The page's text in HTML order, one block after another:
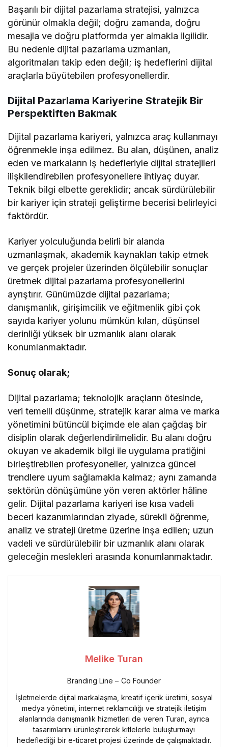
Başarılı bir dijital pazarlama stratejisi, yalnızca
görünür olmakla değil; doğru zamanda, doğru
mesajla ve doğru platformda yer almakla ilgilidir.
Bu nedenle dijital pazarlama uzmanları,
algoritmaları takip eden değil; iş hedeflerini dijital
araçlarla büyütebilen profesyonellerdir.
Dijital Pazarlama Kariyerine Stratejik Bir
Perspektiften Bakmak
Dijital pazarlama kariyeri, yalnızca araç kullanmayı
öğrenmekle inşa edilmez. Bu alan, düşünen, analiz
eden ve markaların iş hedefleriyle dijital stratejileri
ilişkilendirebilen profesyonellere ihtiyaç duyar.
Teknik bilgi elbette gereklidir; ancak sürdürülebilir
bir kariyer için strateji geliştirme becerisi belirleyici
faktördür.
Kariyer yolculuğunda belirli bir alanda
uzmanlaşmak, akademik kaynakları takip etmek
ve gerçek projeler üzerinden ölçülebilir sonuçlar
üretmek dijital pazarlama profesyonellerini
ayrıştırır. Günümüzde dijital pazarlama;
danışmanlık, girişimcilik ve eğitmenlik gibi çok
sayıda kariyer yolunu mümkün kılan, düşünsel
derinliği yüksek bir uzmanlık alanı olarak
konumlanmaktadır.
Sonuç olarak;
Dijital pazarlama; teknolojik araçların ötesinde,
veri temelli düşünme, stratejik karar alma ve marka
yönetimini bütüncül biçimde ele alan çağdaş bir
disiplin olarak değerlendirilmelidir. Bu alanı doğru
okuyan ve akademik bilgi ile uygulama pratiğini
birleştirebilen profesyoneller, yalnızca güncel
trendlere uyum sağlamakla kalmaz; aynı zamanda
sektörün dönüşümüne yön veren aktörler hâline
gelir. Dijital pazarlama kariyeri ise kısa vadeli
beceri kazanımlarından ziyade, sürekli öğrenme,
analiz ve strateji üretme üzerine inşa edilen; uzun
vadeli ve sürdürülebilir bir uzmanlık alanı olarak
geleceğin meslekleri arasında konumlanmaktadır.
Melike Turan
Branding Line – Co Founder
İşletmelerde dijital markalaşma, kreatif içerik üretimi, sosyal
medya yönetimi, internet reklamcılığı ve stratejik iletişim
alanlarında danışmanlık hizmetleri de veren Turan, ayrıca
tasarımlarını ürünleştirerek kitlelerle buluşturmayı
hedeflediği bir e-ticaret projesi üzerinde de çalışmaktadır.